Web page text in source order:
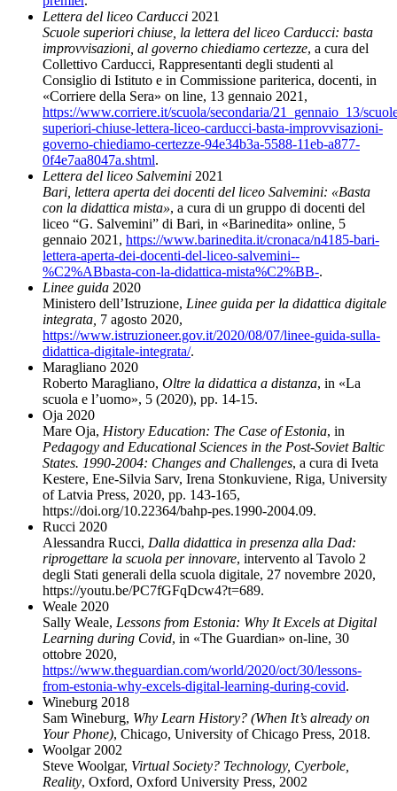
Lettera del liceo Carducci 2021
Scuole superiori chiuse, la lettera del liceo Carducci: basta
improvvisazioni, al governo chiediamo certezze, a cura del
Collettivo Carducci, Rappresentanti degli studenti al
Consiglio di Istituto e in Commissione pariterica, docenti, in
«Corriere della Sera» on line, 13 gennaio 2021,
https://www.corriere.it/scuola/secondaria/21_gennaio_13/
superiori-chiuse-lettera-liceo-carducci-basta-improvvisazioni-
governo-chiediamo-certezze-94e34b3a-5588-11eb-a877-
0f4e7aa8047a.shtml.
Lettera del liceo Salvemini 2021
Bari, lettera aperta dei docenti del liceo Salvemini: «Basta
con la didattica mista», a cura di un gruppo di docenti del
liceo “G. Salvemini” di Bari, in «Barinedita» online, 5
gennaio 2021, https://www.barinedita.it/cronaca/n4185-bari-
lettera-aperta-dei-docenti-del-liceo-salvemini--
%C2%ABbasta-con-la-didattica-mista%C2%BB-.
Linee guida 2020
Ministero dell’Istruzione, Linee guida per la didattica digitale
integrata, 7 agosto 2020,
https://www.istruzioneer.gov.it/2020/08/07/linee-guida-sulla-
didattica-digitale-integrata/.
Maragliano 2020
Roberto Maragliano, Oltre la didattica a distanza, in «La
scuola e l’uomo», 5 (2020), pp. 14-15.
Oja 2020
Mare Oja, History Education: The Case of Estonia, in
Pedagogy and Educational Sciences in the Post-Soviet Baltic
States. 1990-2004: Changes and Challenges, a cura di Iveta
Kestere, Ene-Silvia Sarv, Irena Stonkuviene, Riga, University
of Latvia Press, 2020, pp. 143-165,
https://doi.org/10.22364/bahp-pes.1990-2004.09.
Rucci 2020
Alessandra Rucci, Dalla didattica in presenza alla Dad:
riprogettare la scuola per innovare, intervento al Tavolo 2
degli Stati generali della scuola digitale, 27 novembre 2020,
https://youtu.be/PC7fGFqDcw4?t=689.
Weale 2020
Sally Weale, Lessons from Estonia: Why It Excels at Digital
Learning during Covid, in «The Guardian» on-line, 30
ottobre 2020,
https://www.theguardian.com/world/2020/oct/30/lessons-
from-estonia-why-excels-digital-learning-during-covid.
Wineburg 2018
Sam Wineburg, Why Learn History? (When It’s already on
Your Phone), Chicago, University of Chicago Press, 2018.
Woolgar 2002
Steve Woolgar, Virtual Society? Technology, Cyerbole,
Reality, Oxford, Oxford University Press, 2002